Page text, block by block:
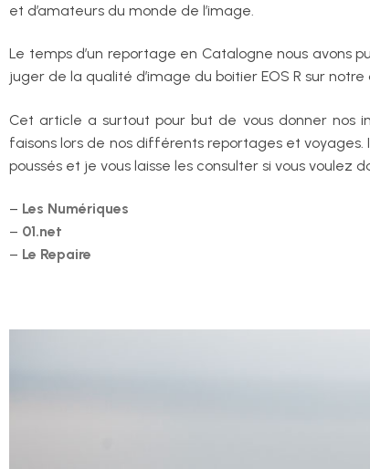
et d’amateurs du monde de l’image.
Le temps d’un reportage en Catalogne nous avons
juger de la qualité d’image du boitier EOS R sur
Cet article a surtout pour but de vous donner nos
faisons lors de nos différents reportages et
poussés et je vous laisse les consulter si vous voulez
– Les Numériques
– 01.net
– Le Repaire